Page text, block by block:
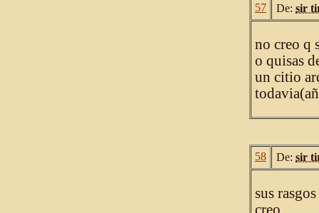
57 De: sir
no creo q
o quisas
un citio
58 De: sir
sus
creo